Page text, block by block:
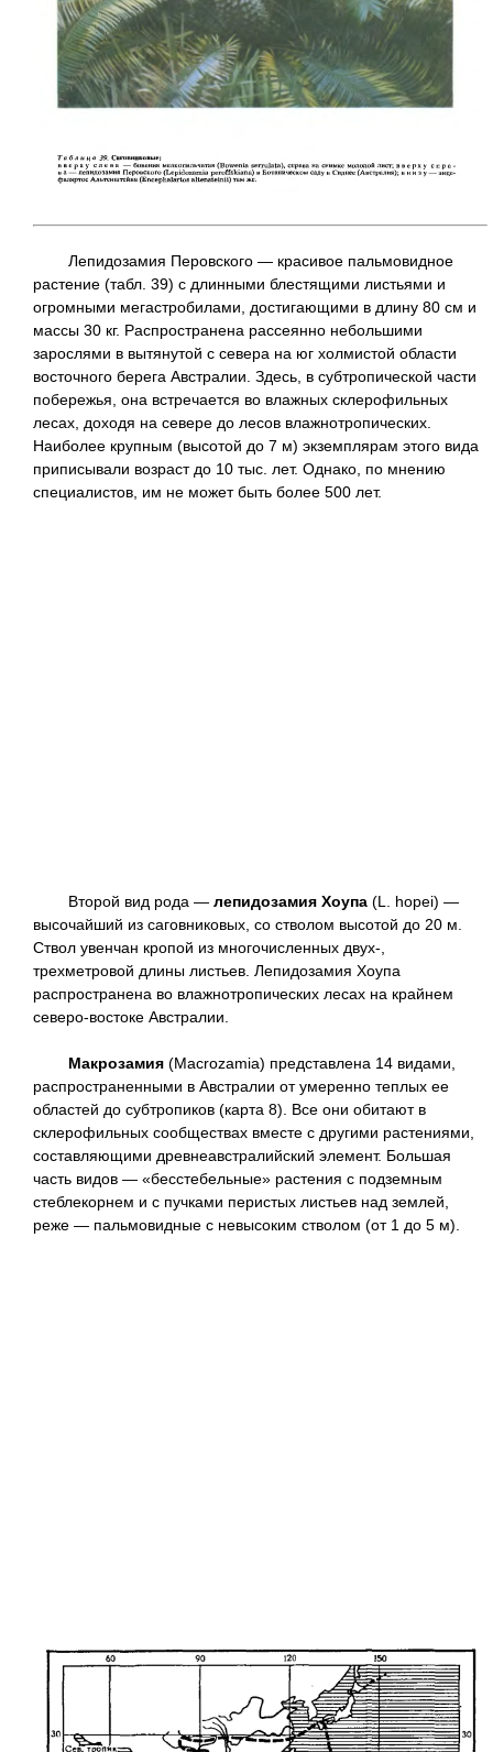
Лепидозамия Перовского — красивое пальмовидное
растение (табл. 39) с длинными блестящими листьями и
огромными мегастробилами, достигающими в длину 80 см и
массы 30 кг. Распространена рассеянно небольшими
зарослями в вытянутой с севера на юг холмистой области
восточного берега Австралии. Здесь, в субтропической части
побережья, она встречается во влажных склерофильных
лесах, доходя на севере до лесов влажнотропических.
Наиболее крупным (высотой до 7 м) экземплярам этого вида
приписывали возраст до 10 тыс. лет. Однако, по мнению
специалистов, им не может быть более 500 лет.
Второй вид рода — лепидозамия Хоупа (L. hopei) —
высочайший из саговниковых, со стволом высотой до 20 м.
Ствол увенчан кропой из многочисленных двух-,
трехметровой длины листьев. Лепидозамия Хоупа
распространена во влажнотропических лесах на крайнем
северо-востоке Австралии.
Макрозамия (Macrozamia) представлена 14 видами,
распространенными в Австралии от умеренно теплых ее
областей до субтропиков (карта 8). Все они обитают в
склерофильных сообществах вместе с другими растениями,
составляющими древнеавстралийский элемент. Большая
часть видов — «бесстебельные» растения с подземным
стеблекорнем и с пучками перистых листьев над землей,
реже — пальмовидные с невысоким стволом (от 1 до 5 м).